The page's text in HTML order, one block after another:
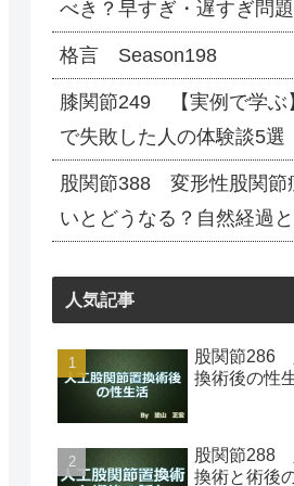
べき？早すぎ・遅すぎ問
格言 Season198
膝関節249 【実例で学ぶ
で失敗した人の体験談5選
股関節388 変形性股関節
いとどうなる？自然経過
人気記事
股関節286
換術後の性
股関節288
換術と術後